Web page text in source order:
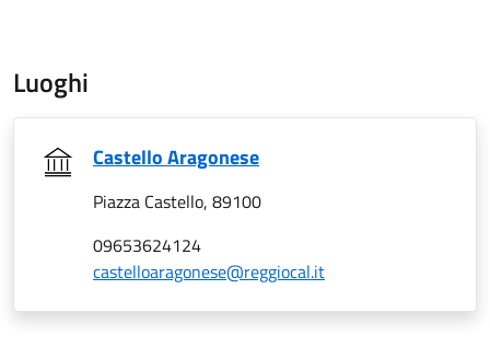
Luoghi
Castello Aragonese
Piazza Castello, 89100
09653624124
castelloaragonese@reggiocal.it